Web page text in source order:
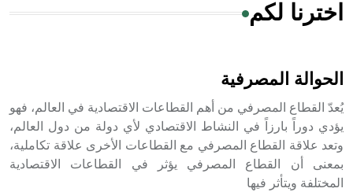
هل تعلم أن الأبسيد كلمة فرنسية اللفظ تم اعتمادها مصطلحاً
- هل تعلم أن أبجر Abgar اسم معروف جيداً يعود إلى عدد من
الملوك الذين حكموا مدينة إديسا (الرها) من أبجر الأول وحتى
التاسع، وهم ينتسبون إلى أسرة أوسروين
اخترنا لكم
الحوالة المصرفية
يُعدّ القطاع المصرفي من أهم القطاعات الاقتصادية في العالم، فهو
يؤدي دوراً بارزاً في النشاط الاقتصادي لأي دولة من دول العالم،
وتعد علاقة القطاع المصرفي مع القطاعات الأخرى علاقة تكاملية،
بمعنى أن القطاع المصرفي يؤثر في القطاعات الاقتصادية
المختلفة ويتأثر فيها